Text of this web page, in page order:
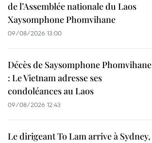
de l’Assemblée nationale du Laos
Xaysomphone Phomvihane
09/08/2026 13:00
Décès de Saysomphone Phomvihane
: Le Vietnam adresse ses
condoléances au Laos
09/08/2026 12:43
Le dirigeant To Lam arrive à Sydney,